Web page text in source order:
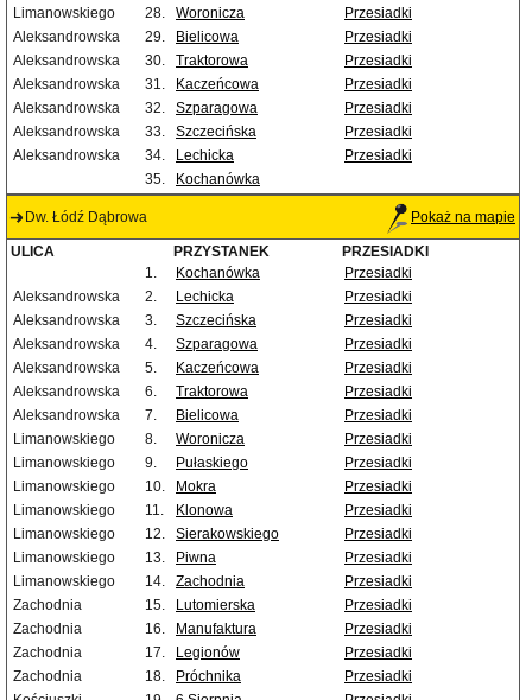
Limanowskiego
28. Woronicza
Przesiadki
Aleksandrowska
29. Bielicowa
Przesiadki
Aleksandrowska
30. Traktorowa
Przesiadki
Aleksandrowska
31. Kaczeńcowa
Przesiadki
Aleksandrowska
32. Szparagowa
Przesiadki
Aleksandrowska
33. Szczecińska
Przesiadki
Aleksandrowska
34. Lechicka
Przesiadki
35.
Kochanówka
Dw. Łódź Dąbrowa Pokaż na mapie
ULICA PRZYSTANEK
PRZESIADKI
1.
Kochanówka
Przesiadki
Aleksandrowska
2. Lechicka
Przesiadki
Aleksandrowska
3. Szczecińska
Przesiadki
Aleksandrowska
4. Szparagowa
Przesiadki
Aleksandrowska
5. Kaczeńcowa
Przesiadki
Aleksandrowska
6. Traktorowa
Przesiadki
Aleksandrowska
7. Bielicowa
Przesiadki
Limanowskiego
8. Woronicza
Przesiadki
Limanowskiego
9. Pułaskiego
Przesiadki
Limanowskiego
10. Mokra
Przesiadki
Limanowskiego
11. Klonowa
Przesiadki
Limanowskiego
12. Sierakowskiego
Przesiadki
Limanowskiego
13. Piwna
Przesiadki
Limanowskiego
14. Zachodnia
Przesiadki
Zachodnia
15. Lutomierska
Przesiadki
Zachodnia
16. Manufaktura
Przesiadki
Zachodnia
17. Legionów
Przesiadki
Zachodnia
18. Próchnika
Przesiadki